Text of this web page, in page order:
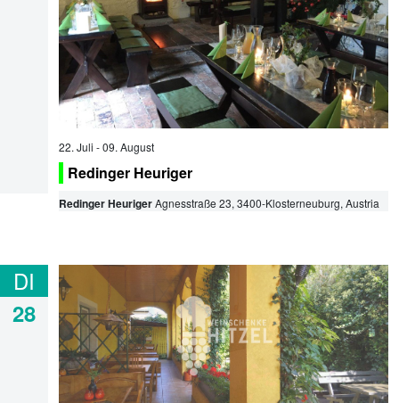
22. Juli -09. August
Redinger Heuriger
Redinger HeurigerAgnesstraße 23, 3400-Klosterneuburg, Austria
DI
28